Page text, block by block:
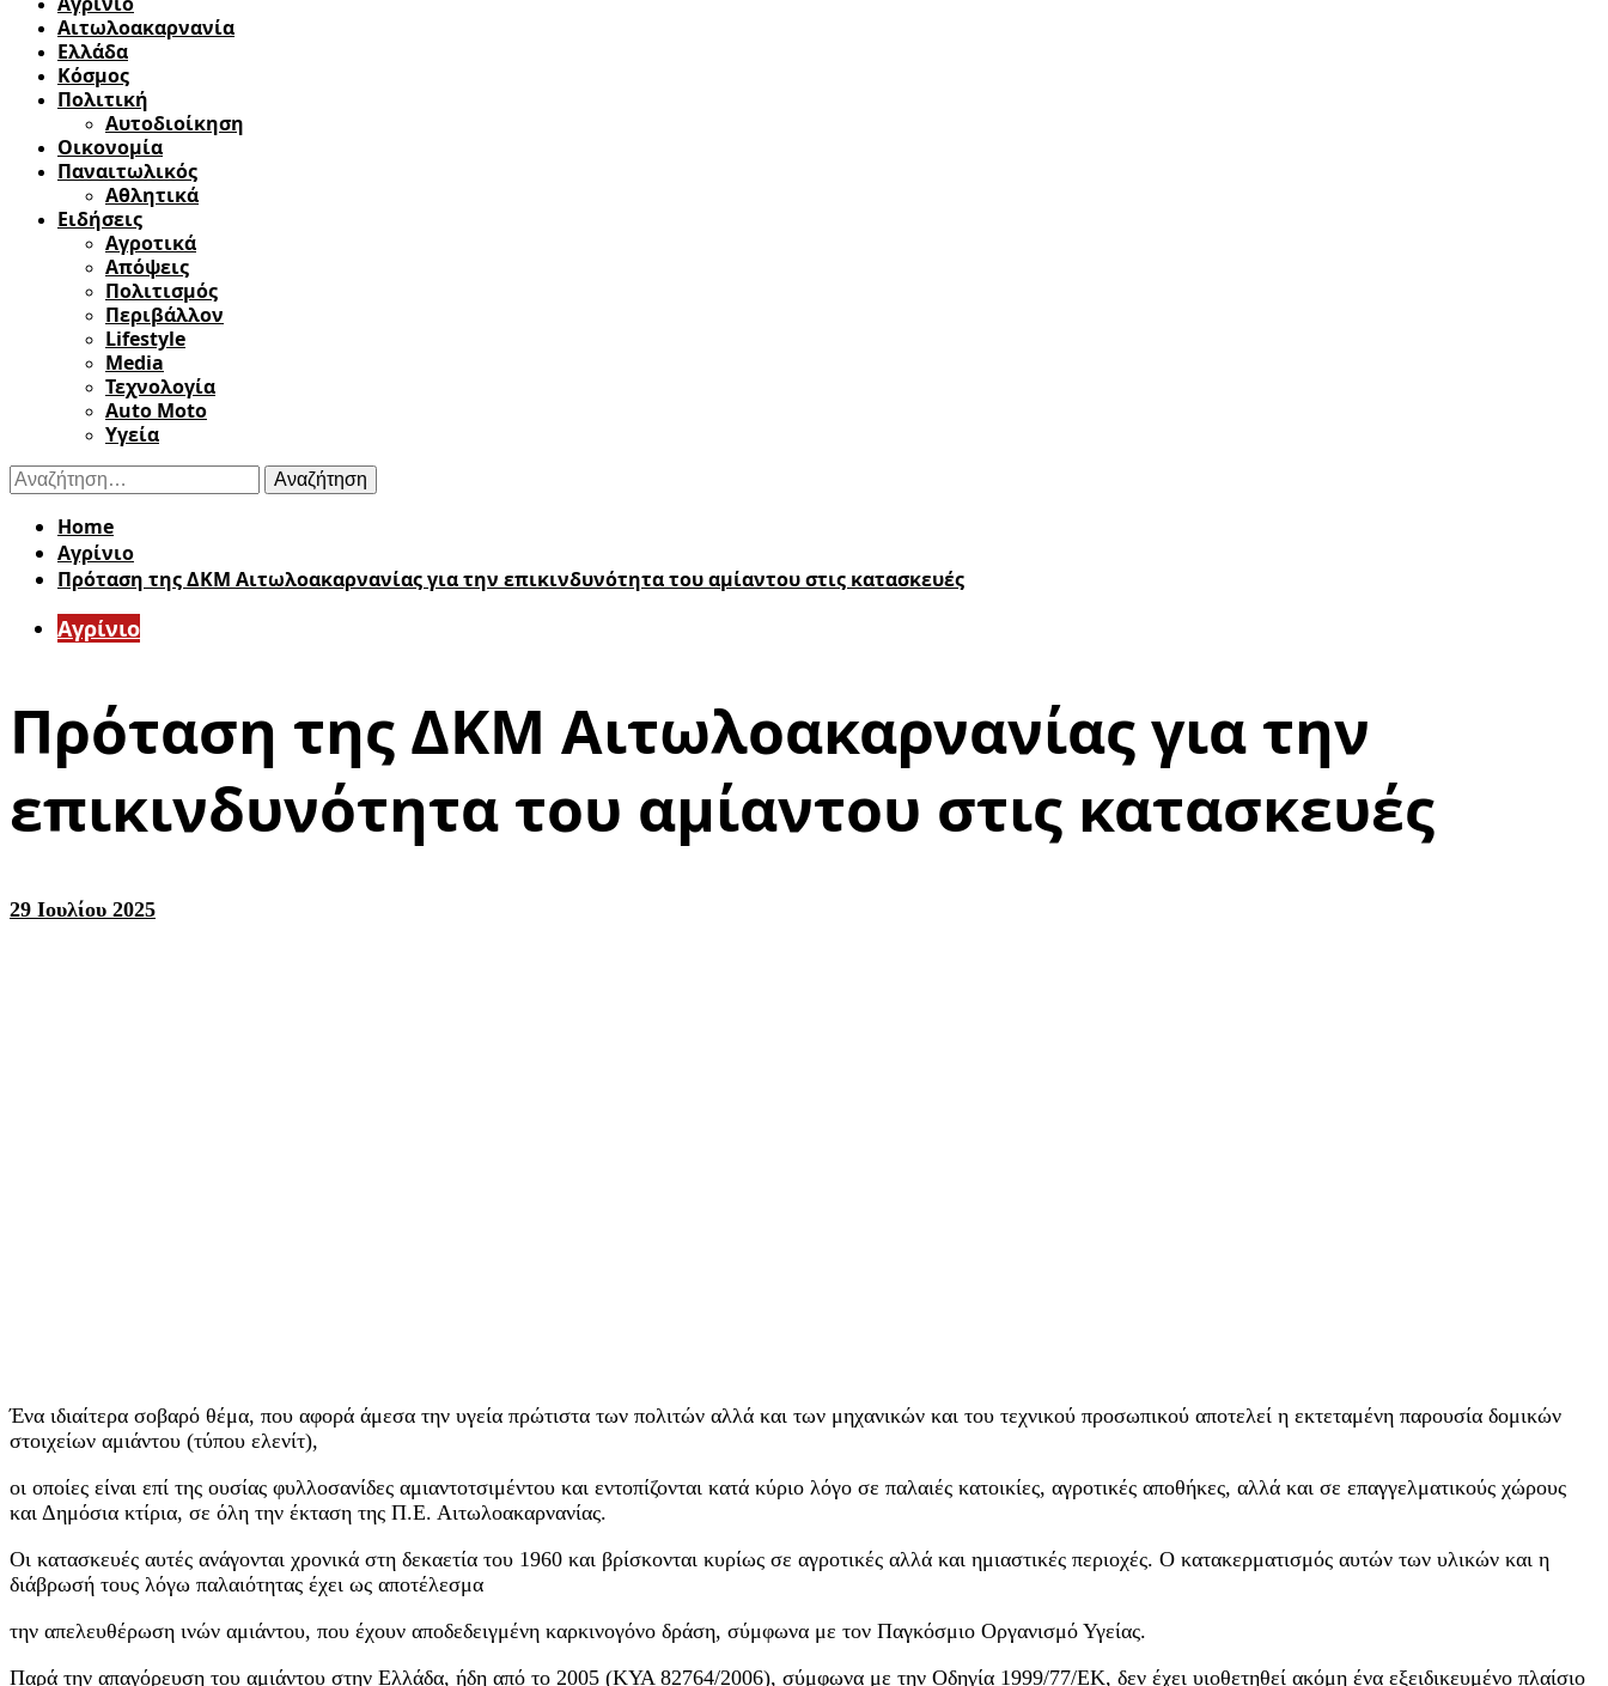
Αιτωλοακαρνανία
Ελλάδα
Κόσμος
Πολιτική
Αυτοδιοίκηση
Οικονομία
Παναιτωλικός
Αθλητικά
Ειδήσεις
Αγροτικά
Απόψεις
Πολιτισμός
Περιβάλλον
Lifestyle
Media
Τεχνολογία
Auto Moto
Υγεία
Αναζήτηση
για:
Home
Aγρίνιο
Πρόταση της ΔΚΜ Αιτωλοακαρνανίας για την επικινδυνότητα του αμίαντου στις κατασκευές
Aγρίνιο
Πρόταση της ΔΚΜ Αιτωλοακαρνανίας για την
επικινδυνότητα του αμίαντου στις κατασκευές
29 Ιουλίου 2025
Ένα ιδιαίτερα σοβαρό θέμα, που αφορά άμεσα την υγεία πρώτιστα των πολιτών αλλά και των μηχανικών και του τεχνικού προσωπικού αποτελεί η εκτεταμένη παρουσία δομικών
στοιχείων αμιάντου (τύπου ελενίτ),
οι οποίες είναι επί της ουσίας φυλλοσανίδες αμιαντοτσιμέντου και εντοπίζονται κατά κύριο λόγο σε παλαιές κατοικίες, αγροτικές αποθήκες, αλλά και σε επαγγελματικούς χώρους
και Δημόσια κτίρια, σε όλη την έκταση της Π.Ε. Αιτωλοακαρνανίας.
Οι κατασκευές αυτές ανάγονται χρονικά στη δεκαετία του 1960 και βρίσκονται κυρίως σε αγροτικές αλλά και ημιαστικές περιοχές. Ο κατακερματισμός αυτών των υλικών και η
διάβρωσή τους λόγω παλαιότητας έχει ως αποτέλεσμα
την απελευθέρωση ινών αμιάντου, που έχουν αποδεδειγμένη καρκινογόνο δράση, σύμφωνα με τον Παγκόσμιο Οργανισμό Υγείας.
Παρά την απαγόρευση του αμιάντου στην Ελλάδα, ήδη από το 2005 (ΚΥΑ 82764/2006), σύμφωνα με την Οδηγία 1999/77/ΕΚ, δεν έχει υιοθετηθεί ακόμη ένα εξειδικευμένο πλαίσιο